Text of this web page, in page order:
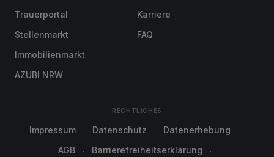
Trauerportal
Stellenmarkt
Immobilienmarkt
AZUBI NRW
Karriere
FAQ
RECHTLICHES
Impressum Datenschutz
Datenerhebung
AGB
Barrierefreiheitserklärung